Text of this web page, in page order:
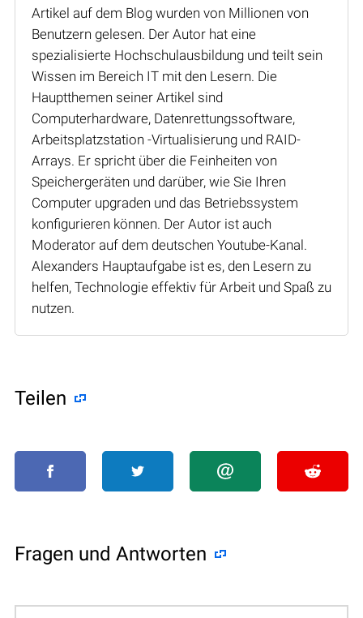
Artikel auf dem Blog wurden von Millionen von
Benutzern gelesen. Der Autor hat eine
spezialisierte Hochschulausbildung und teilt sein
Wissen im Bereich IT mit den Lesern. Die
Hauptthemen seiner Artikel sind
Computerhardware, Datenrettungssoftware,
Arbeitsplatzstation -Virtualisierung und RAID-
Arrays. Er spricht über die Feinheiten von
Speichergeräten und darüber, wie Sie Ihren
Computer upgraden und das Betriebssystem
konfigurieren können. Der Autor ist auch
Moderator auf dem deutschen Youtube-Kanal.
Alexanders Hauptaufgabe ist es, den Lesern zu
helfen, Technologie effektiv für Arbeit und Spaß zu
nutzen.
Teilen
Fragen und Antworten